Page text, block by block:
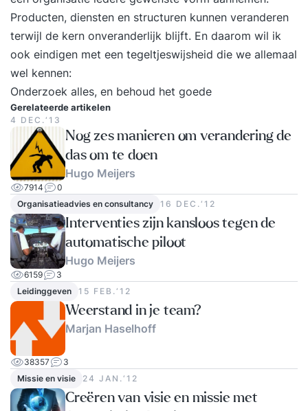
Producten, diensten en structuren kunnen veranderen
terwijl de kern onveranderlijk blijft. En daarom wil ik
ook eindigen met een tegeltjeswijsheid die we allemaal
wel kennen:
Onderzoek alles, en behoud het goede
Gerelateerde artikelen
4 DEC.‘13
Nog zes manieren om verandering de
das om te doen
Hugo Meijers
7914
0
Organisatieadvies en consultancy
16 DEC.‘12
Interventies zijn kansloos tegen de
automatische piloot
Hugo Meijers
6159
3
Leidinggeven
15 FEB.‘12
Weerstand in je team?
Marjan Haselhoff
38357
3
Missie en visie
24 JAN.‘12
Creëren van visie en missie met